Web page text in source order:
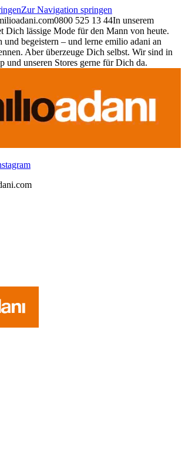
Zur Navigation springen
0800 525 13 44In unserem
Dich lässige Mode für den Mann von heute.
begeistern – und lerne emilio adani an
Aber überzeuge Dich selbst. Wir sind in
und unseren Stores gerne für Dich da.